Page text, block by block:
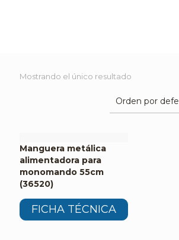
Mostrando el único resultado
Manguera metálica
alimentadora para
monomando 55cm
(36520)
FICHA TÉCNICA